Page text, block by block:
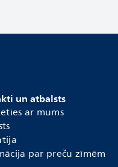
un atbalsts
ar mums
par preču zīmēm